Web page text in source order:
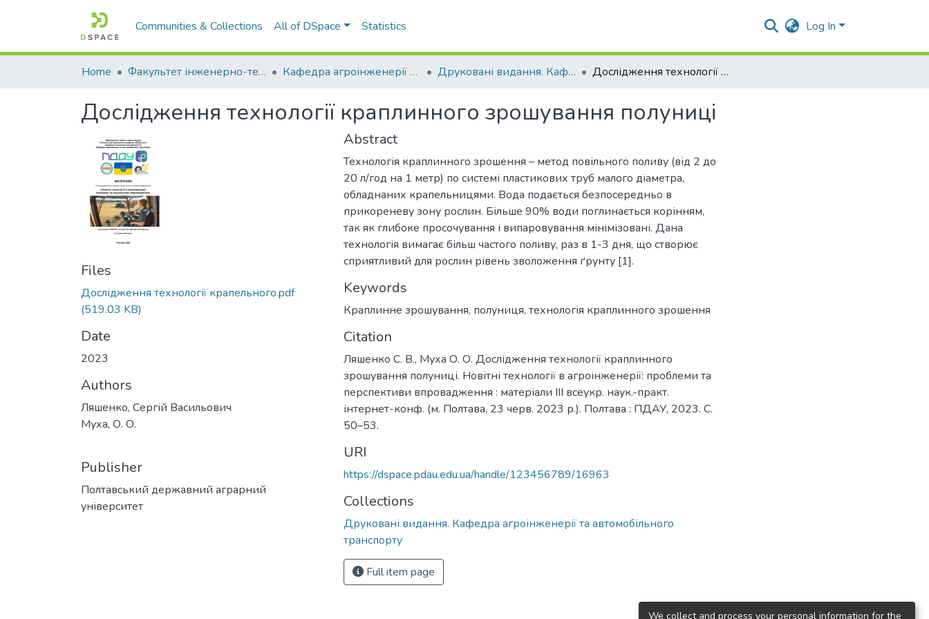
Communities & Collections All of DSpace Statistics Log In
Home Факультет інженерно-технологічний Кафедра агроінженерії та автомобільного транспорту Друковані видання. Кафедра агроінженерії та автомобільного транспорту Дослідження технології краплинного зрошування полуниці
Дослідження технології краплинного зрошування полуниці
Files
Дослідження технології крапельного.pdf
(519.03 KB)
Date
2023
Authors
Ляшенко, Сергій Васильович
Муха, О. О.
Publisher
Полтавський державний аграрний
університет
Abstract
Технологія краплинного зрошення – метод повільного поливу (від 2 до
20 л/год на 1 метр) по системі пластикових труб малого діаметра,
обладнаних крапельницями. Вода подається безпосередньо в
прикореневу зону рослин. Більше 90% води поглинається корінням,
так як глибоке просочування і випаровування мінімізовані. Дана
технологія вимагає більш частого поливу, раз в 1-3 дня, що створює
сприятливий для рослин рівень зволоження ґрунту [1].
Keywords
Краплинне зрошування, полуниця, технологія краплинного зрошення
Citation
Ляшенко С. В., Муха О. О. Дослідження технології краплинного
зрошування полуниці. Новітні технології в агроінженерії: проблеми та
перспективи впровадження : матеріали ІІІ всеукр. наук.-практ.
інтернет-конф. (м. Полтава, 23 черв. 2023 р.). Полтава : ПДАУ, 2023. С.
50–53.
URI
https://dspace.pdau.edu.ua/handle/123456789/16963
Collections
Друковані видання. Кафедра агроінженерії та автомобільного
транспорту
Full item page
We collect and process your personal information for the